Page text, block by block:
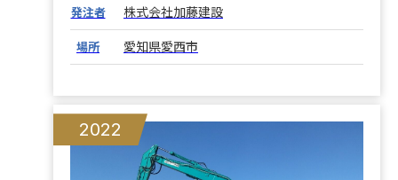
発注者 株式会社加藤建設
場所 愛知県愛西市
2022